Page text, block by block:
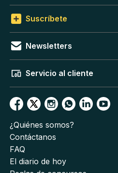
Suscríbete
Newsletters
Servicio al cliente
¿Quiénes somos?
Contáctanos
FAQ
El diario de hoy